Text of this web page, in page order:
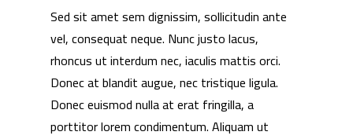
Sed sit amet sem dignissim, sollicitudin ante
vel, consequat neque. Nunc justo lacus,
rhoncus ut interdum nec, iaculis mattis orci.
Donec at blandit augue, nec tristique ligula.
Donec euismod nulla at erat fringilla, a
porttitor lorem condimentum. Aliquam ut